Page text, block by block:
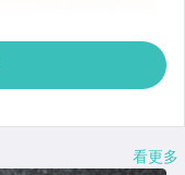
看更多